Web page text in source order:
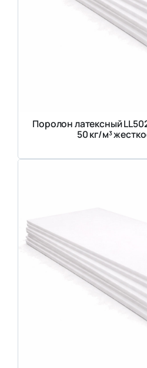
Поролон латексный
50 кг/м³